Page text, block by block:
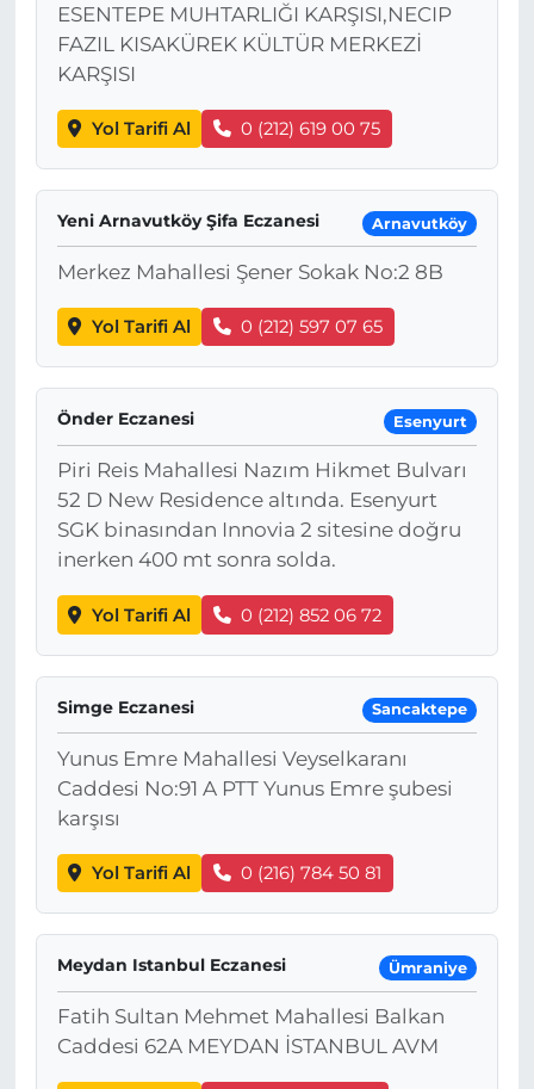
ESENTEPE MUHTARLIĞI KARŞISI,NECIP
FAZIL KISAKÜREK KÜLTÜR MERKEZİ
KARŞISI
Yol Tarifi Al 0 (212) 619 00 75
Yeni Arnavutköy Şifa Eczanesi Arnavutköy
Merkez Mahallesi Şener Sokak No:2 8B
Yol Tarifi Al 0 (212) 597 07 65
Önder Eczanesi Esenyurt
Piri Reis Mahallesi Nazım Hikmet Bulvarı
52 D New Residence altında. Esenyurt
SGK binasından Innovia 2 sitesine doğru
inerken 400 mt sonra solda.
Yol Tarifi Al 0 (212) 852 06 72
Simge Eczanesi Sancaktepe
Yunus Emre Mahallesi Veyselkaranı
Caddesi No:91 A PTT Yunus Emre şubesi
karşısı
Yol Tarifi Al 0 (216) 784 50 81
Meydan Istanbul Eczanesi Ümraniye
Fatih Sultan Mehmet Mahallesi Balkan
Caddesi 62A MEYDAN İSTANBUL AVM